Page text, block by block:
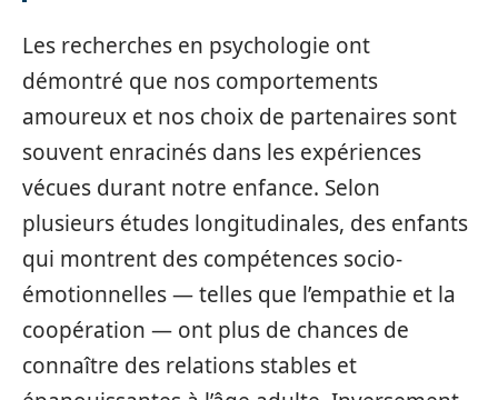
Les recherches en psychologie ont
démontré que nos comportements
amoureux et nos choix de partenaires sont
souvent enracinés dans les expériences
vécues durant notre enfance. Selon
plusieurs études longitudinales, des enfants
qui montrent des compétences socio-
émotionnelles — telles que l’empathie et la
coopération — ont plus de chances de
connaître des relations stables et